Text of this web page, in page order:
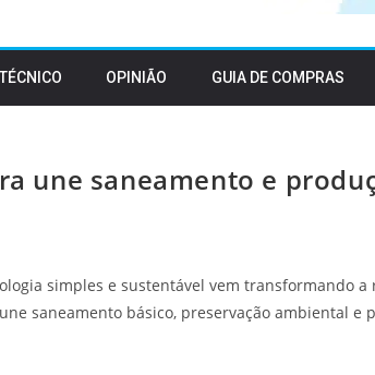
OPINIÃO GUIA DE COMPRAS
une saneamento e
simples e sustentável vem transformando
saneamento básico, preservação ambiental e